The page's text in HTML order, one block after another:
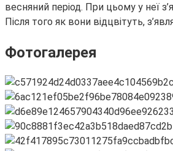
весняний період. При цьому у неї
Після того як вони відцвітуть,
Фотогалерея